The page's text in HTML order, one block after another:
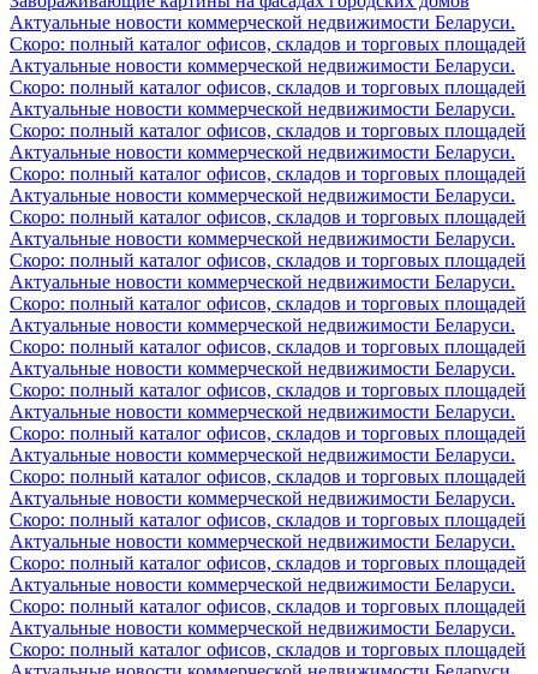
Актуальные новости коммерческой недвижимости Беларуси.
Скоро: полный каталог офисов, складов и торговых площадей
Актуальные новости коммерческой недвижимости Беларуси.
Скоро: полный каталог офисов, складов и торговых площадей
Актуальные новости коммерческой недвижимости Беларуси.
Скоро: полный каталог офисов, складов и торговых площадей
Актуальные новости коммерческой недвижимости Беларуси.
Скоро: полный каталог офисов, складов и торговых площадей
Актуальные новости коммерческой недвижимости Беларуси.
Скоро: полный каталог офисов, складов и торговых площадей
Актуальные новости коммерческой недвижимости Беларуси.
Скоро: полный каталог офисов, складов и торговых площадей
Актуальные новости коммерческой недвижимости Беларуси.
Скоро: полный каталог офисов, складов и торговых площадей
Актуальные новости коммерческой недвижимости Беларуси.
Скоро: полный каталог офисов, складов и торговых площадей
Актуальные новости коммерческой недвижимости Беларуси.
Скоро: полный каталог офисов, складов и торговых площадей
Актуальные новости коммерческой недвижимости Беларуси.
Скоро: полный каталог офисов, складов и торговых площадей
Актуальные новости коммерческой недвижимости Беларуси.
Скоро: полный каталог офисов, складов и торговых площадей
Актуальные новости коммерческой недвижимости Беларуси.
Скоро: полный каталог офисов, складов и торговых площадей
Актуальные новости коммерческой недвижимости Беларуси.
Скоро: полный каталог офисов, складов и торговых площадей
Актуальные новости коммерческой недвижимости Беларуси.
Скоро: полный каталог офисов, складов и торговых площадей
Актуальные новости коммерческой недвижимости Беларуси.
Скоро: полный каталог офисов, складов и торговых площадей